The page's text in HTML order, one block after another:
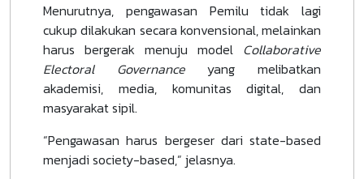
Menurutnya, pengawasan Pemilu tidak lagi
cukup dilakukan secara konvensional, melainkan
harus bergerak menuju model Collaborative
Electoral Governanceyang melibatkan
akademisi, media, komunitas digital, dan
masyarakat sipil.
“Pengawasan harus bergeser dari state-based
menjadi society-based,” jelasnya.